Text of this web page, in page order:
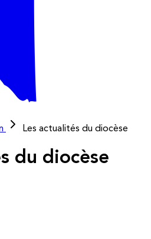
Les actualités du diocèse
du diocèse